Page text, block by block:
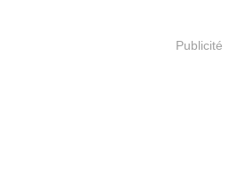
Publicité